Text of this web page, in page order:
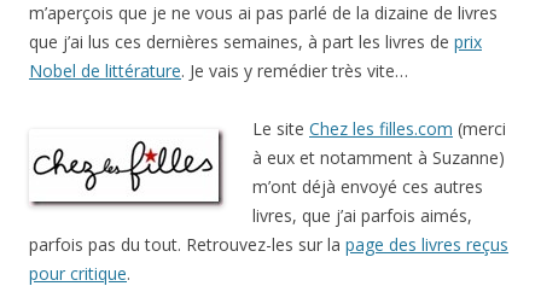
m’aperçois que je ne vous ai pas parlé de la dizaine de livres
que j’ai lus ces dernières semaines, à part les livres de prix
Nobel de littérature. Je vais y remédier très vite…
Le site Chez les filles.com (merci
à eux et notamment à Suzanne)
m’ont déjà envoyé ces autres
livres, que j’ai parfois aimés,
parfois pas du tout. Retrouvez-les sur la page des livres reçus
pour critique.